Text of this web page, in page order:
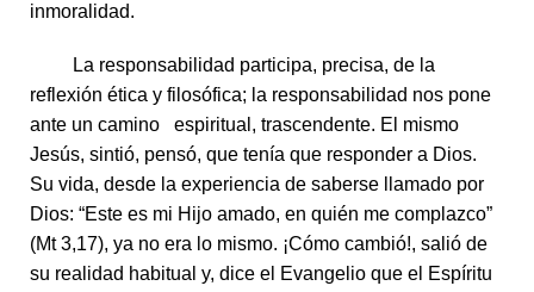
inmoralidad.
La responsabilidad participa, precisa, de la
reflexión ética y filosófica; la responsabilidad nos pone
ante un camino espiritual, trascendente. El mismo
Jesús, sintió, pensó, que tenía que responder a Dios.
Su vida, desde la experiencia de saberse llamado por
Dios: “Este es mi Hijo amado, en quién me complazco”
(Mt 3,17), ya no era lo mismo. ¡Cómo cambió!, salió de
su realidad habitual y, dice el Evangelio que el Espíritu